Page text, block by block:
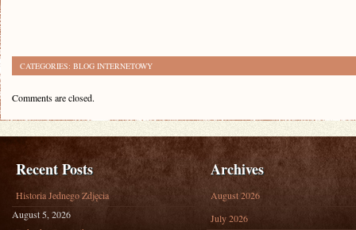
CATEGORIES: BLOG INTERNETOWY
Comments are closed.
Recent Posts
Historia Jednego Zdjęcia
August 5, 2026
Archives
August 2026
July 2026